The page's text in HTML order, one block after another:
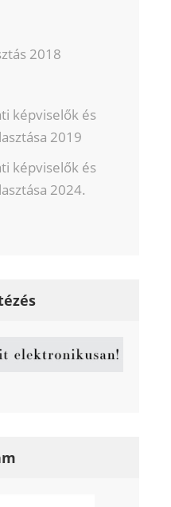
2018
képviselők és
2019
képviselők és
2024.